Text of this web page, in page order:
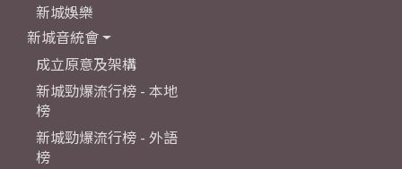
新城娛樂
新城音統會
成立原意及架構
新城勁爆流行榜 - 本地
榜
新城勁爆流行榜 - 外語
榜